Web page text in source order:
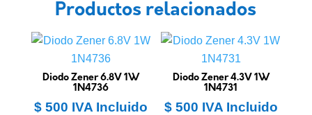
Productos relacionados
Diodo Zener 6.8V 1W
1N4736
$ 500 IVA Incluido
Diodo Zener 4.3V 1W
1N4731
$500 IVA Incluido